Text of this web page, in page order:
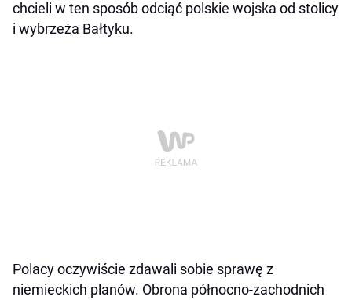
chcieli w ten sposób odciąć polskie wojska od stolicy
i wybrzeża Bałtyku.
Polacy oczywiście zdawali sobie sprawę z
niemieckich planów. Obrona północno-zachodnich